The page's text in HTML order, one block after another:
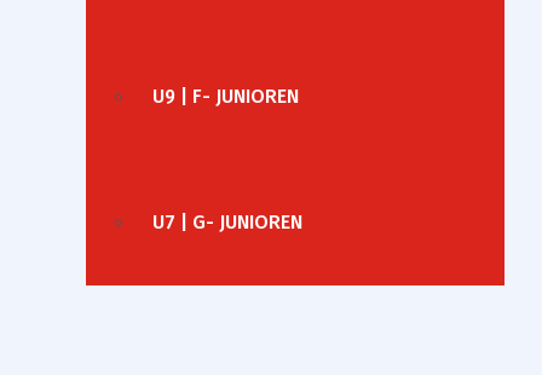
U9 | F- JUNIOREN
U7 | G- JUNIOREN